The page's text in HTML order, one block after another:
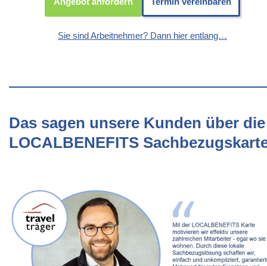
Sie sind Arbeitnehmer? Dann hier entlang…
Das sagen unsere Kunden über die
LOCALBENEFITS